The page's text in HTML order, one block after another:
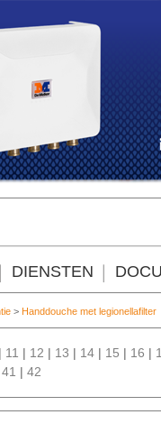
DIENSTEN
> Handdouche met legionellafilter
| 11 | 12 | 13 | 14 | 15 | 16 |
41 | 42